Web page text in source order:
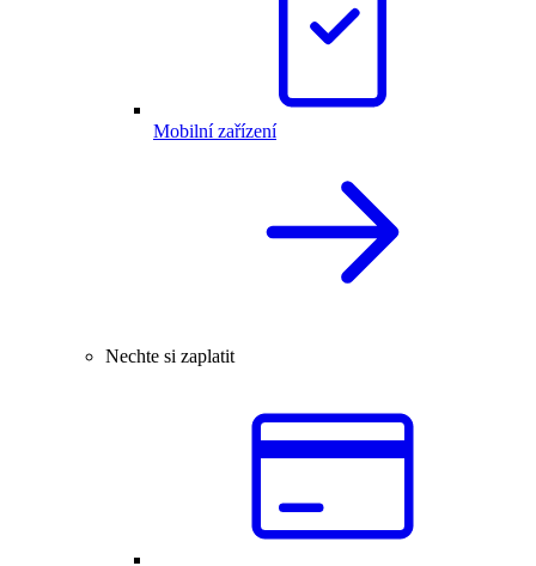
Mobilní zařízení
Nechte si zaplatit